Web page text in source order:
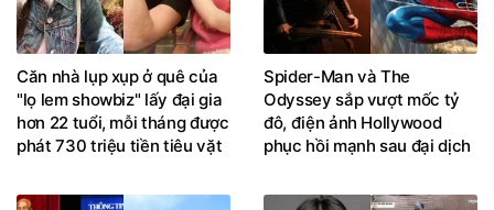
Căn nhà lụp xụp ở quê của
"lọ lem showbiz" lấy đại gia
hơn 22 tuổi, mỗi tháng được
phát 730 triệu tiền tiêu vặt
Spider-Man và The
Odyssey sắp vượt mốc tỷ
đô, điện ảnh Hollywood
phục hồi mạnh sau đại dịch